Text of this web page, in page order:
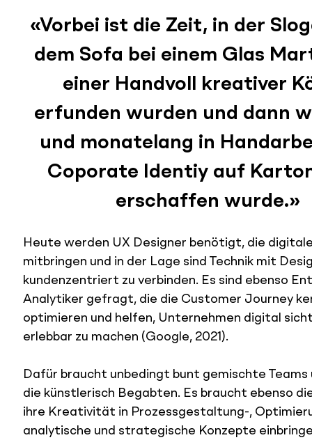
«Vorbei ist die Zeit, in der
dem Sofa bei einem Glas
einer Handvoll kreativer
erfunden wurden und dann
und monatelang in
Coporate Identiy auf
erschaffen wurde.»
Heute werden UX Designer benötigt, die
mitbringen und in der Lage sind Technik mit
kundenzentriert zu verbinden. Es sind ebenso
Analytiker gefragt, die die Customer Journey
optimieren und helfen, Unternehmen digital
erlebbar zu machen (Google, 2021).
Dafür braucht unbedingt bunt gemischte
die künstlerisch Begabten. Es braucht ebenso
ihre Kreativität in Prozessgestaltung-,
analytische und strategische Konzepte